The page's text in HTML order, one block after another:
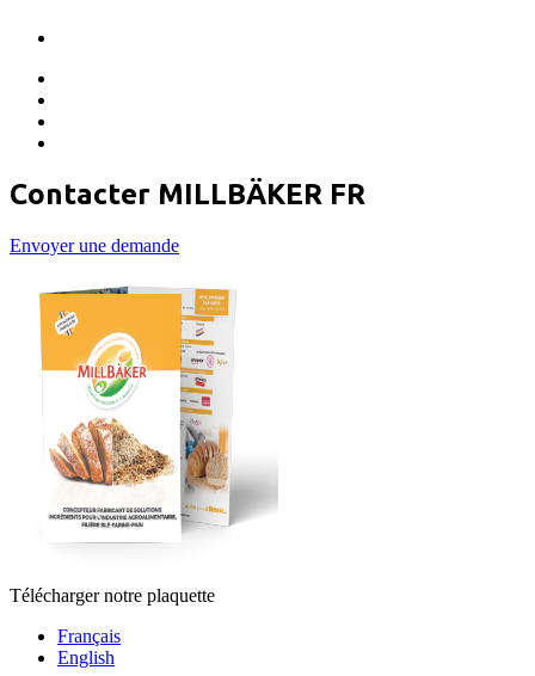
Contacter MILLBÄKER FR
Envoyer une demande
Télécharger notre plaquette
Français
English